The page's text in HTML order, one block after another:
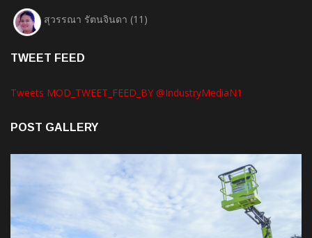
สุวรรณา รัตนจินดา (11)
TWEET FEED
Tweets MOD_TWEET_FEED_BY @IndustryMediaN1
POST GALLERY